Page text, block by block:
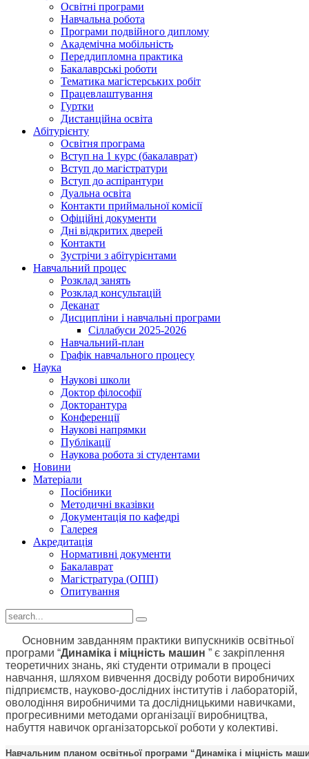
Освітні програми
Навчальна робота
Програми подвійного диплому
Академічна мобільність
Переддипломна практика
Бакалаврські роботи
Тематика магістерських робіт
Працевлаштування
Гуртки
Дистанційна освіта
Абітурієнту
Освітня програма
Вступ на 1 курс (бакалаврат)
Вступ до магістратури
Вступ до аспірантури
Дуальна освіта
Контакти приймальної комісії
Офіційні документи
Дні відкритих дверей
Контакти
Зустрічи з абітурієнтами
Навчальний процес
Розклад занять
Розклад консультацій
Деканат
Дисципліни і навчальні програми
Сіллабуси 2025-2026
Навчальний-план
Графік навчального процесу
Наука
Наукові школи
Доктор філософії
Докторантура
Конференції
Наукові напрямки
Публікації
Наукова робота зі студентами
Новини
Матеріали
Посібники
Методичні вказівки
Документація по кафедрі
Галерея
Акредитація
Нормативні документи
Бакалаврат
Магістратура (ОПП)
Опитування
Основним завданням практики випускників освітньої
програми “Динаміка і міцність машин ” є закріплення
теоретичних знань, які студенти отримали в процесі
навчання, шляхом вивчення досвіду роботи виробничих
підприємств, науково-дослідних інститутів і лабораторій,
оволодіння виробничими та дослідницькими навичками,
прогресивними методами організації виробництва,
набуття навичок організаторської роботи у колективі.
Навчальним планом освітньої програми “Динаміка і міцність